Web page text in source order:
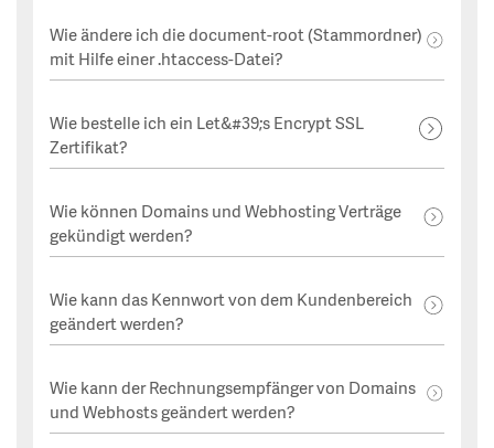
Wie ändere ich die document-root (Stammordner)
mit Hilfe einer .htaccess-Datei?
Wie bestelle ich ein Let&#39;s Encrypt SSL
Zertifikat?
Wie können Domains und Webhosting Verträge
gekündigt werden?
Wie kann das Kennwort von dem Kundenbereich
geändert werden?
Wie kann der Rechnungsempfänger von Domains
und Webhosts geändert werden?